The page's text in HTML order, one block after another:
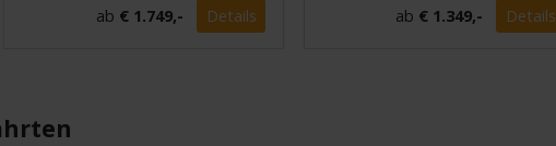
ab € 1.749,- Details ab € 1.349,- Details